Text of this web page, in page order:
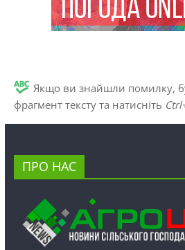
Якщо ви знайшли помилку,
фрагмент тексту та натисніть
ПРО НАС